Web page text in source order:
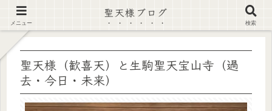
【注意喚起】偽サイト及び偽情報に注意 ▶確認する◀
聖天様（歓喜天）と生駒聖天宝山寺（過
去・今日・未来）
メニュー
聖天様ブログ
検索